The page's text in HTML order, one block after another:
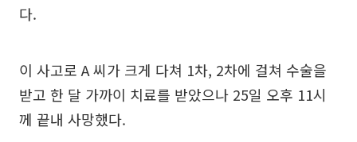
다.
이 사고로 A 씨가 크게 다쳐 1차, 2차에 걸쳐 수술을
받고 한 달 가까이 치료를 받았으나 25일 오후 11시
께 끝내 사망했다.